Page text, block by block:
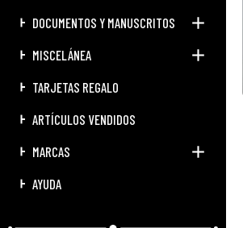
DOCUMENTOS Y MANUSCRITOS
MISCELÁNEA
TARJETAS REGALO
ARTÍCULOS VENDIDOS
MARCAS
AYUDA